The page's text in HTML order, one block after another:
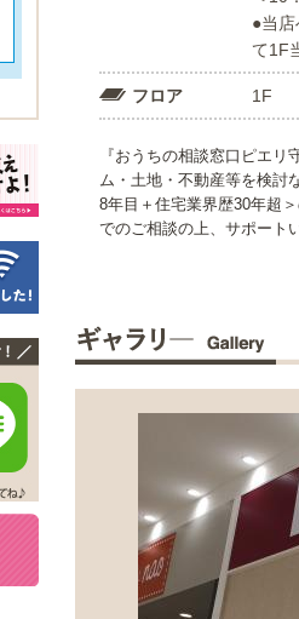
●当
て1F
フロア 1F
『おうちの相談窓口ピエ
ム・土地・不動産等を検討
8年目＋住宅業界歴30年超
でのご相談の上、サポート